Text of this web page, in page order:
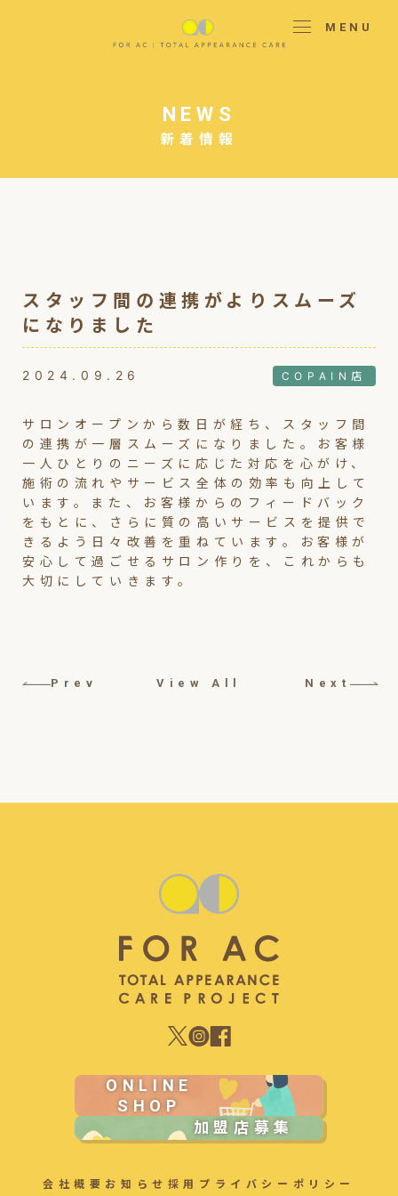
MENU
新着情報
NEWS
スタッフ間の連携がよりスムーズ
になりました
2024.09.26 COPAIN店
サロンオープンから数日が経ち、スタッフ間
の連携が一層スムーズになりました。お客様
一人ひとりのニーズに応じた対応を心がけ、
施術の流れやサービス全体の効率も向上して
います。また、お客様からのフィードバック
をもとに、さらに質の高いサービスを提供で
きるよう日々改善を重ねています。お客様が
安心して過ごせるサロン作りを、これからも
大切にしていきます。
Prev View All Next
ONLINE
SHOP
加盟店募集
会社概要 お知らせ 採用 プライバシーポリシー